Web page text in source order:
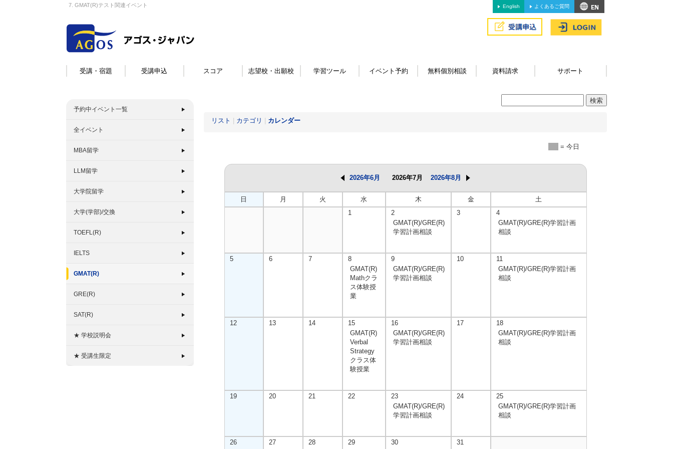
7. GMAT(R)テスト関連イベント English よくあるご質問
受講・宿題 受講申込 スコア 志望校・出願校 学習ツール イベント予約 無料個別相談 資料請求 サポート
予約中イベント一覧
全イベント
MBA留学
LLM留学
大学院留学
大学(学部)/交換
TOEFL(R)
IELTS
GMAT(R)
GRE(R)
SAT(R)
★ 学校説明会
★ 受講生限定
リスト カテゴリ カレンダー
= 今日
2026年6月 2026年7月 2026年8月
日 月 火 水 木 金
土
1
2
GMAT(R)/GRE(R)
学習計画相談
3
4
GMAT(R)/GRE(R)学習計画
相談
5 6 7
8
GMAT(R)
Mathクラ
ス体験授
業
9
GMAT(R)/GRE(R)
学習計画相談
10
11
GMAT(R)/GRE(R)学習計画
相談
12 13 14
15
GMAT(R)
Verbal
Strategy
クラス体
験授業
16
GMAT(R)/GRE(R)
学習計画相談
17
18
GMAT(R)/GRE(R)学習計画
相談
19 20 21 22
23
GMAT(R)/GRE(R)
学習計画相談
24
25
GMAT(R)/GRE(R)学習計画
相談
26 27 28 29
30
31